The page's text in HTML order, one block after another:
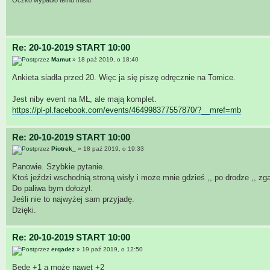
Re: 20-10-2019 START 10:00
przez Mamut» 18 paź 2019, o 18:40
Ankieta siadła przed 20. Więc ja się piszę odręcznie na Tomice.
Jest niby event na MŁ, ale mają komplet.
https://pl-pl.facebook.com/events/464998377557870/?__mref=mb
Re: 20-10-2019 START 10:00
przez Piotrek_ » 18 paź 2019, o 19:33
Panowie. Szybkie pytanie.
Ktoś jeździ wschodnią stroną wisły i może mnie gdzieś ,, po drodze ,,
Do paliwa bym dołożył.
Jeśli nie to najwyżej sam przyjadę.
Dzięki.
Re: 20-10-2019 START 10:00
przez erqadez » 19 paź 2019, o 12:50
Będe +1 a może nawet +2